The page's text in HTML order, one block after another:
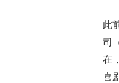
此
司
在
喜